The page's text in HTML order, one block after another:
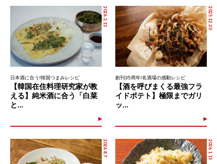
2026.2.13
日本酒に合う!韓国つまみレシピ
【韓国在住料理研究家が教
える】純米酒に合う「白菜
と...
2025.12.20
創刊35周年!名酒場の感動レシピ
【酒を呼びまくる最強フラ
イドポテト】極限までガリ
ッ...
2026.8.7 2026.1.15